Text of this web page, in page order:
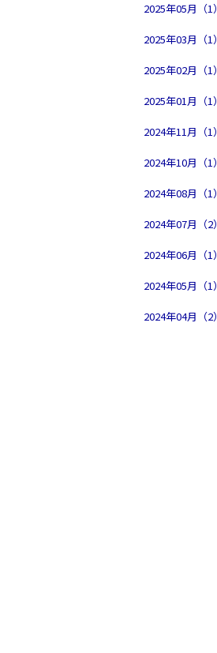
2025年05月（1）
2025年03月（1）
2025年02月（1）
2025年01月（1）
2024年11月（1）
2024年10月（1）
2024年08月（1）
2024年07月（2）
2024年06月（1）
2024年05月（1）
2024年04月（2）